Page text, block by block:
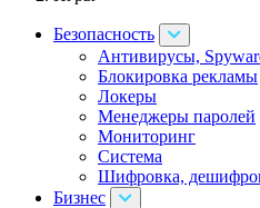
Безопасность
Антивирусы,
Блокировка рекламы
Локеры
Менеджеры паролей
Мониторинг
Система
Шифровка,
Бизнес